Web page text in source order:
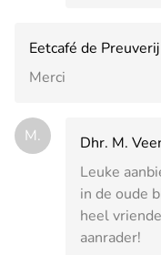
Eetcafé de Preuverij
Merci
M.
Dhr. M.
Leuke
in de oude
heel
aanrader!